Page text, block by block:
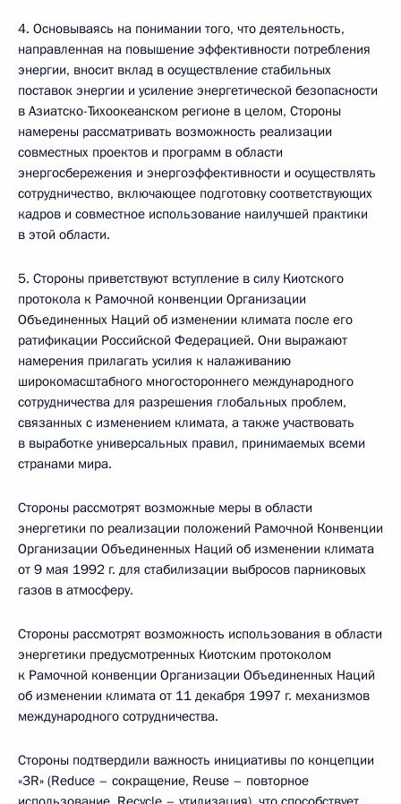
4. Основываясь на понимании того, что деятельность,
направленная на повышение эффективности потребления
энергии, вносит вклад в осуществление стабильных
поставок энергии и усиление энергетической безопасности
в Азиатско-Тихоокеанском регионе в целом, Стороны
намерены рассматривать возможность реализации
совместных проектов и программ в области
энергосбережения и энергоэффективности и осуществлять
сотрудничество, включающее подготовку соответствующих
кадров и совместное использование наилучшей практики
в этой области.
5. Стороны приветствуют вступление в силу Киотского
протокола к Рамочной конвенции Организации
Объединенных Наций об изменении климата после его
ратификации Российской Федерацией. Они выражают
намерения прилагать усилия к налаживанию
широкомасштабного многостороннего международного
сотрудничества для разрешения глобальных проблем,
связанных с изменением климата, а также участвовать
в выработке универсальных правил, принимаемых всеми
странами мира.
Стороны рассмотрят возможные меры в области
энергетики по реализации положений Рамочной Конвенции
Организации Объединенных Наций об изменении климата
от 9 мая 1992 г. для стабилизации выбросов парниковых
газов в атмосферу.
Стороны рассмотрят возможность использования в области
энергетики предусмотренных Киотским протоколом
к Рамочной конвенции Организации Объединенных Наций
об изменении климата от 11 декабря 1997 г. механизмов
международного сотрудничества.
Стороны подтвердили важность инициативы по концепции
«3R» (Reduce – сокращение, Reuse – повторное